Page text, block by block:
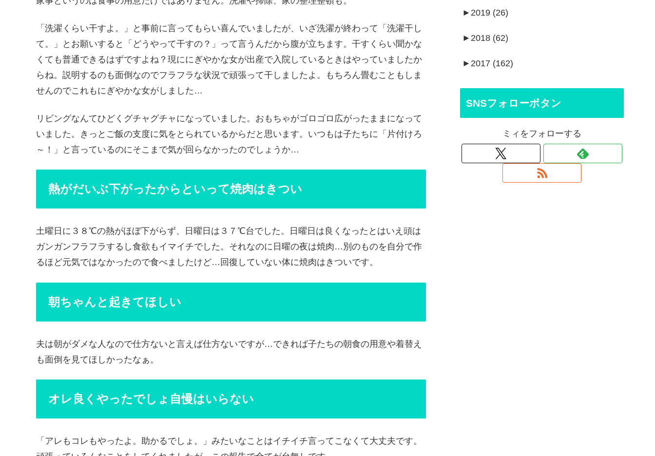
「洗濯くらい干すよ。」と事前に言ってもらい喜んでいましたが、いざ洗濯が終わって「洗濯干し
て。」とお願いすると「どうやって干すの？」って言うんだから腹が立ちます。干すくらい聞かな
くても普通できるはずですよね？現ににぎやかな女が出産で入院しているときはやっていましたか
らね。説明するのも面倒なのでフラフラな状況で頑張って干しましたよ。もちろん畳むこともしま
せんのでこれもにぎやかな女がしました…
リビングなんてひどくグチャグチャになっていました。おもちゃがゴロゴロ広がったままになって
いました。きっとご飯の支度に気をとられているからだと思います。いつもは子たちに「片付けろ
～！」と言っているのにそこまで気が回らなかったのでしょうか…
熱がだいぶ下がったからといって焼肉はきつい
土曜日に３８℃の熱がほぼ下がらず、日曜日は３７℃台でした。日曜日は良くなったとはいえ頭は
ガンガンフラフラするし食欲もイマイチでした。それなのに日曜の夜は焼肉…別のものを自分で作
るほど元気ではなかったので食べましたけど…回復していない体に焼肉はきついです。
朝ちゃんと起きてほしい
夫は朝がダメな人なので仕方ないと言えば仕方ないですが…できれば子たちの朝食の用意や着替え
も面倒を見てほしかったなぁ。
オレ良くやったでしょ自慢はいらない
「アレもコレもやったよ。助かるでしょ。」みたいなことはイチイチ言ってこなくて大丈夫です。
► 2019 (26)
► 2018 (62)
► 2017 (162)
SNSフォローボタン
ミィをフォローする